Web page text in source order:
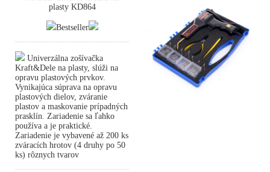
plasty KD864
Bestseller
Univerzálna zošívačka
Kraft&Dele na plasty, slúži na
opravu plastových prvkov.
Vynikajúca súprava na opravu
plastových dielov, zváranie
plastov a maskovanie prípadných
prasklín. Zariadenie sa ľahko
používa a je praktické.
Zariadenie je vybavené až 200 ks
zváracích hrotov (4 druhy po 50
ks) rôznych tvarov